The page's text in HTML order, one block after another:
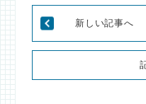
新しい記事へ